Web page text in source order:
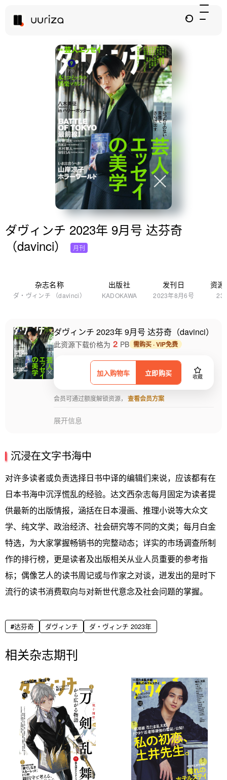
ダヴィンチ 2023年 9月号 达芬奇
（davinci）
月刊
杂志名称
ダ・ヴィンチ （davinci）
出版社
KADOKAWA
发刊日
2023年8月6号
资源
ダヴィンチ 2023年 9月号 达芬奇（davinci）
加入购物车 立即购买 收藏
此资源下载价格为 2 PB 需购买 · VIP免费
会员可通过额度解锁资源， 查看会员方案
展开信息
沉浸在文字书海中
对许多读者或负责选择日书中译的编辑们来说，应该都有在
日本书海中沉浮慌乱的经验。达文西杂志每月固定为读者提
供最新的出版情报，涵括在日本漫画、推理小说等大众文
学、纯文学、政治经济、社会研究等不同的文类；每月白金
特选，为大家掌握畅销书的完整动态；详实的市场调查所制
作的排行榜，更是读者及出版相关从业人员重要的参考指
标；偶像艺人的读书周记或与作家之对谈，迸发出的是时下
流行的读书消费取向与对新世代意念及社会问题的掌握。
达芬奇 ダヴィンチ ダ・ヴィンチ 2023年
相关杂志期刊